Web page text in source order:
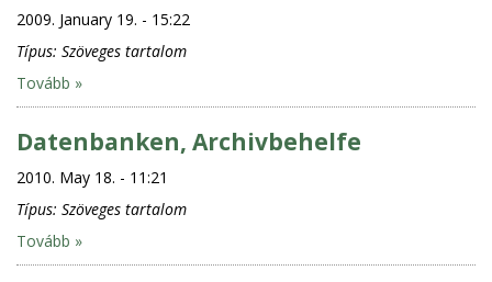
2009. January 19. - 15:22
Típus: Szöveges tartalom
Tovább »
Datenbanken, Archivbehelfe
2010. May 18. - 11:21
Típus: Szöveges tartalom
Tovább »